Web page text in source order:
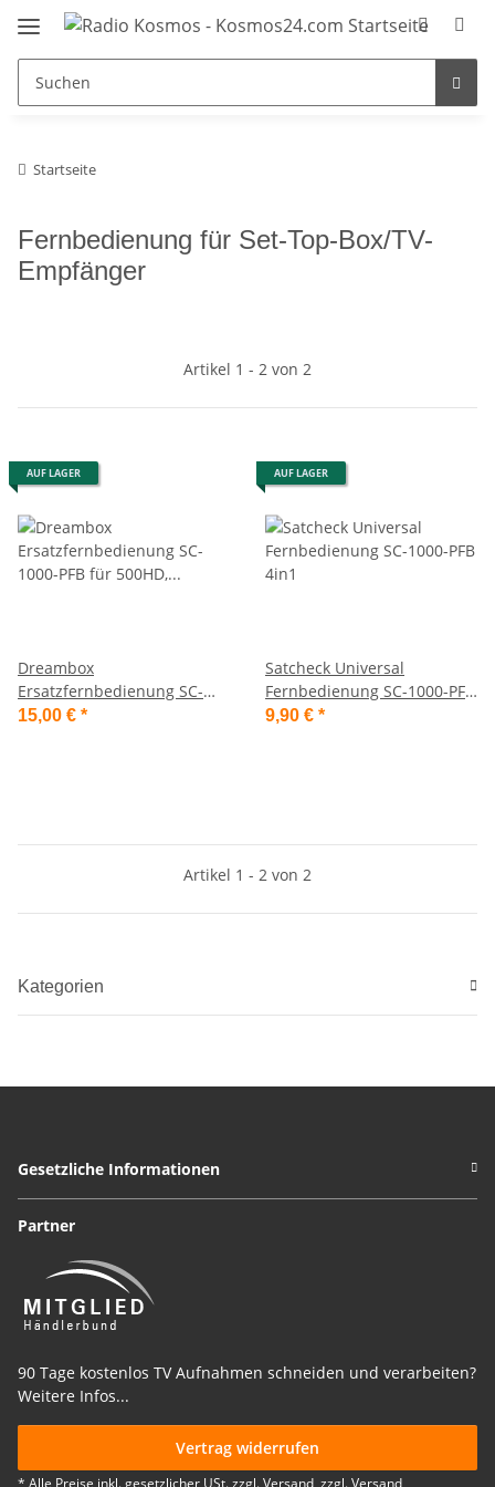
Startseite
Fernbedienung für Set-Top-Box/TV-
Empfänger
Artikel 1 - 2 von 2
AUF LAGER
Dreambox
Ersatzfernbedienung SC-
1000-PFB für 500HD,
15,00 € *
AUF LAGER
Satcheck Universal
Fernbedienung SC-1000-PFB
4in1
9,90 € *
Artikel 1 - 2 von 2
Kategorien
Gesetzliche Informationen
Partner
90 Tage kostenlos TV Aufnahmen schneiden und verarbeiten?
Weitere Infos...
Vertrag widerrufen
* Alle Preise inkl. gesetzlicher USt. zzgl. Versand, zzgl. Versand